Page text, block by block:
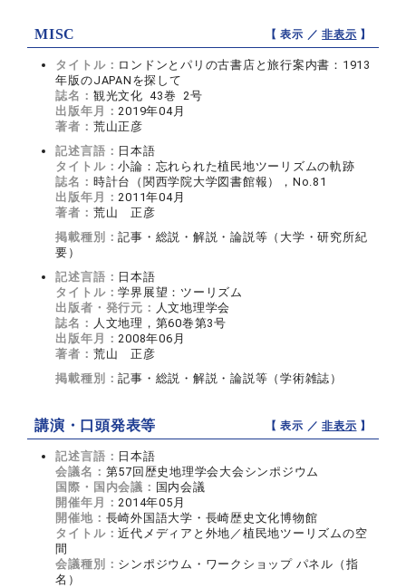
MISC 【 表示 ／非表示 】
タイトル： ロンドンとパリの古書店と旅行案内書：1913
年版のJAPANを探して
誌名： 観光文化 43巻 2号
出版年月：2019年04月
著者： 荒山正彦
記述言語： 日本語
タイトル：小論：忘れられた植民地ツーリズムの軌跡
誌名： 時計台（関西学院大学図書館報），No.81
出版年月：2011年04月
著者： 荒山 正彦
掲載種別：記事・総説・解説・論説等（大学・研究所紀
要）
記述言語： 日本語
タイトル：学界展望：ツーリズム
出版者・発行元： 人文地理学会
誌名： 人文地理，第60巻第3号
出版年月：2008年06月
著者： 荒山 正彦
掲載種別：記事・総説・解説・論説等（学術雑誌）
講演・口頭発表等 【 表示 ／非表示 】
記述言語： 日本語
会議名： 第57回歴史地理学会大会シンポジウム
国際・国内会議： 国内会議
開催年月：2014年05月
開催地： 長崎外国語大学・長崎歴史文化博物館
タイトル：近代メディアと外地／植民地ツーリズムの空
間
会議種別： シンポジウム・ワークショップ パネル（指
名）